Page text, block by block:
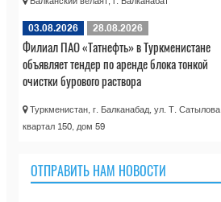
03.08.2026 28.08.2026
Филиал ПАО «Татнефть» в Туркменистане
объявляет тендер по аренде блока тонкой
очистки бурового раствора
Туркменистан, г. Балканабад, ул. Т. Сатылова,
квартал 150, дом 59
ОТПРАВИТЬ НАМ НОВОСТИ